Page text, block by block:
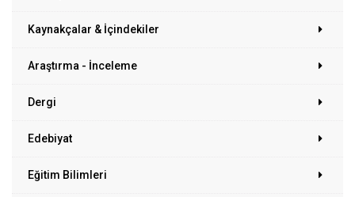
Kaynakçalar & İçindekiler
Araştırma - İnceleme
Dergi
Edebiyat
Eğitim Bilimleri